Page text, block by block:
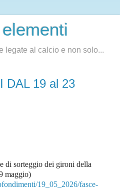
legate al calcio e non solo...
DAL 19 al 23
di sorteggio dei gironi della
maggio)
19_05_2026/fasce-